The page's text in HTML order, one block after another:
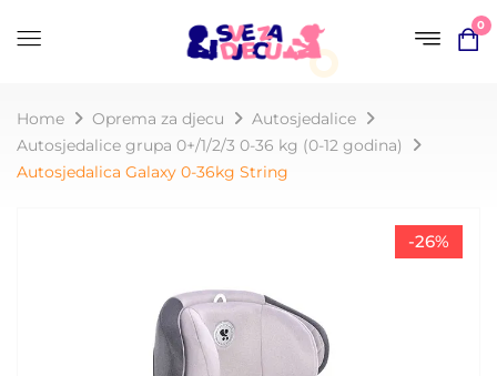
0
Home Oprema za djecu
Autosjedalice
Autosjedalice grupa 0+/1/2/3 0-36 kg (0-12 godina)
Autosjedalica Galaxy 0-36kg String
-26%